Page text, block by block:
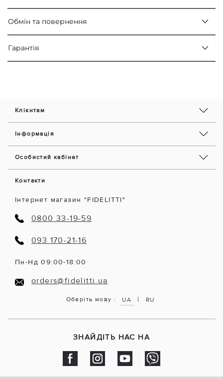
Обмін та повернення
Гарантія
Клієнтам
Інформація
Особистий кабінет
Контакти
Інтернет магазин "FIDELITTI"
0800 33-19-59
093 170-21-16
Пн-Нд 09:00-18:00
orders@fidelitti.ua
Оберіть мову : UA | RU
ЗНАЙДІТЬ НАС НА